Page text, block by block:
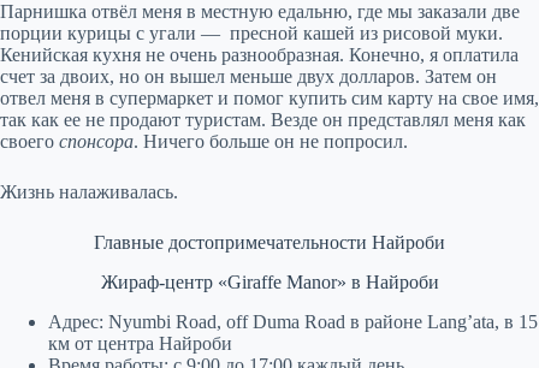
Парнишка отвёл меня в местную едальню, где мы заказали две
порции курицы с угали — пресной кашей из рисовой муки.
Кенийская кухня не очень разнообразная. Конечно, я оплатила
счет за двоих, но он вышел меньше двух долларов. Затем он
отвел меня в супермаркет и помог купить сим карту на свое имя,
так как ее не продают туристам. Везде он представлял меня как
своего спонсора. Ничего больше он не попросил.
Жизнь налаживалась.
Главные достопримечательности Найроби
Жираф-центр «Giraffe Manor» в Найроби
Адрес: Nyumbi Road, off Duma Road в районе Lang’ata, в 15
км от центра Найроби